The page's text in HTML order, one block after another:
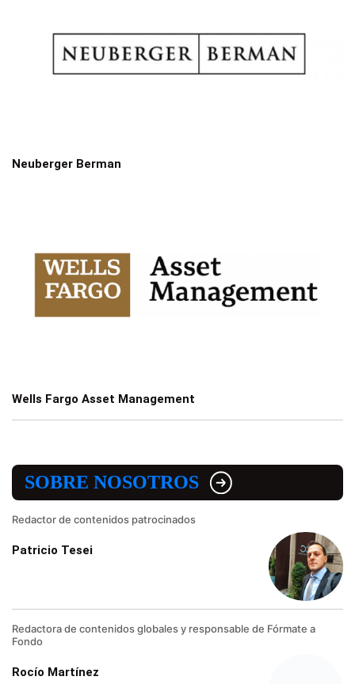
Neuberger Berman
Wells Fargo Asset Management
SOBRE NOSOTROS
Redactor de contenidos patrocinados
Patricio Tesei
Redactora de contenidos globales y responsable de Fórmate a
Fondo
Rocío Martínez